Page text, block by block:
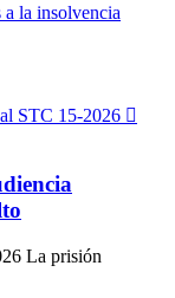
a la insolvencia

La prisión